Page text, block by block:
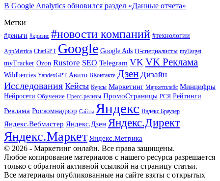
В Google Analytics обновился раздел «Данные отчета»
Метки
#деньги #кризис #новости компаний #технологии
AppMetrica ChatGPT Google Google Ads IT-специалисты myTarget
myTracker Ozon Rustore SEO Telegram VK VK Реклама
Wildberries YandexGPT Авито ВКонтакте Дзен Дизайн
Исследования Кейсы Курсы Маркетинг Маркетплейс Минцифры
Нейросети Обучение Пресс-релизы ПромоСтраницы РСЯ Рейтинги
Реклама Роскомнадзор Сайты Яндекс Яндекс.Браузер
Яндекс.Вебмастер Яндекс.Дзен Яндекс.Директ
Яндекс.Маркет Яндекс.Метрика
© 2026 - Маркетинг онлайн. Все права защищены.
Любое копирование материалов с нашего ресурса разрешается
только с обратной активной ссылкой на страницу статьи.
Все материалы опубликованные на сайте взяты с открытых